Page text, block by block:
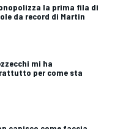
la prima fila di
da record di Martin
mi ha
per come sta